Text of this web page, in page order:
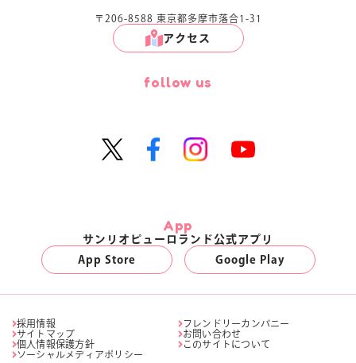
〒206-8588 東京都多摩市落合1-31
アクセス
follow us
App
サンリオピューロランド公式アプリ
App Store
Google Play
採用情報
フレンドリーカンパニー
サイトマップ
お問い合わせ
個人情報保護方針
このサイトについて
ソーシャルメディアポリシー